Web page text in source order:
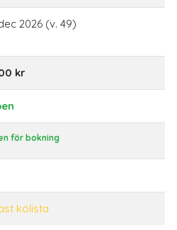
2026 (v. 49)
kr
för bokning
kölista